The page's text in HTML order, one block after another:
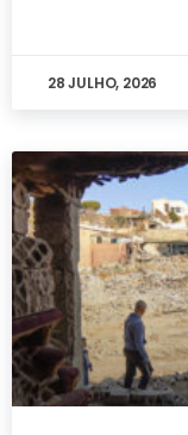
28 JULHO, 2026